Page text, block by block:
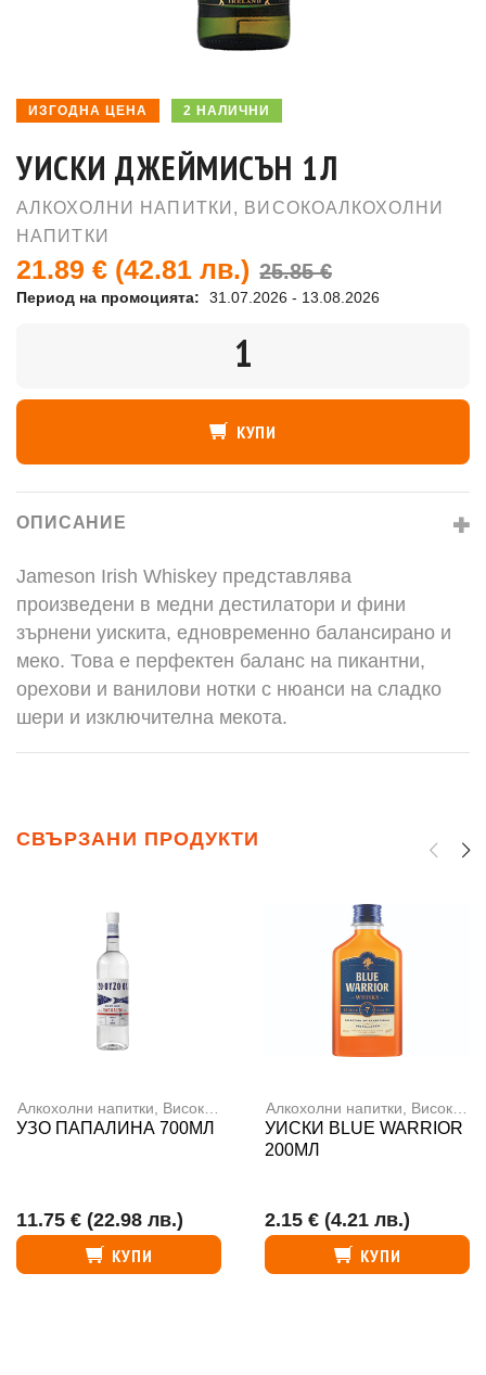
ИЗГОДНА ЦЕНА 2 НАЛИЧНИ
УИСКИ ДЖЕЙМИСЪН 1Л
АЛКОХОЛНИ НАПИТКИ , ВИСОКОАЛКОХОЛНИ
НАПИТКИ
25.85 €
21.89 € (42.81 лв.)
Период на промоцията: 31.07.2026 - 13.08.2026
КУПИ
ОПИСАНИЕ
Jameson Irish Whiskey представлява
произведени в медни дестилатори и фини
зърнени уискита, едновременно балансирано и
меко. Това е перфектен баланс на пикантни,
орехови и ванилови нотки с нюанси на сладко
шери и изключителна мекота.
СВЪРЗАНИ ПРОДУКТИ
Алкохолни напитки Високоалкохолни напитки
УЗО ПАПАЛИНА 700МЛ
11.75 € (22.98 лв.)
КУПИ
Алкохолни напитки Високоалкохолни напитки
УИСКИ BLUE WARRIOR
200МЛ
2.15 € (4.21 лв.)
КУПИ